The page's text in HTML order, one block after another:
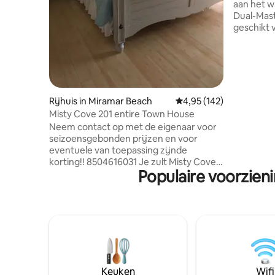
Rijhuis in Miramar Beach Gemiddelde
4,95 (142)
Misty Cove 201 entire Town House
Neem contact op met de eigenaar voor
seizoensgebonden prijzen en voor
eventuele van toepassing zijnde
korting!! 8504616031 Je zult Misty Cove
201 absoluut geweldig vinden! Dit
prachtige, rustige herenhuis wordt
gewoon contact op met de eigenaar met
blokken brengt je naar het gratis
aan het
Dual-
geschikt
Grand
perfecte
Populaire
Keuken Wifi